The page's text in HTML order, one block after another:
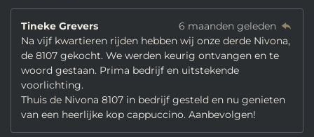
Tineke Grevers
6 maanden geleden
Na vijf kwartieren rijden hebben wij onze derde Nivona,
de 8107 gekocht. We werden keurig ontvangen en te
woord gestaan. Prima bedrijf en uitstekende
voorlichting.
Thuis de Nivona 8107 in bedrijf gesteld en nu genieten
van een heerlijke kop cappuccino. Aanbevolgen!